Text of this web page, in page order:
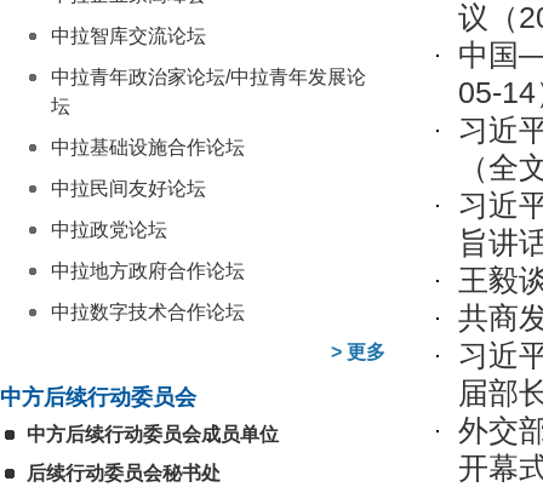
中拉智库交流论坛
中拉青年政治家论坛/中拉青年发展论
坛
中拉基础设施合作论坛
中拉民间友好论坛
中拉政党论坛
中拉地方政府合作论坛
中拉数字技术合作论坛
> 更多
中方后续行动委员会
中方后续行动委员会成员单位
后续行动委员会秘书处
议 （
中国
05-14
习近
（全
习近
旨讲
王毅
共商
习近
届部
外交
开幕